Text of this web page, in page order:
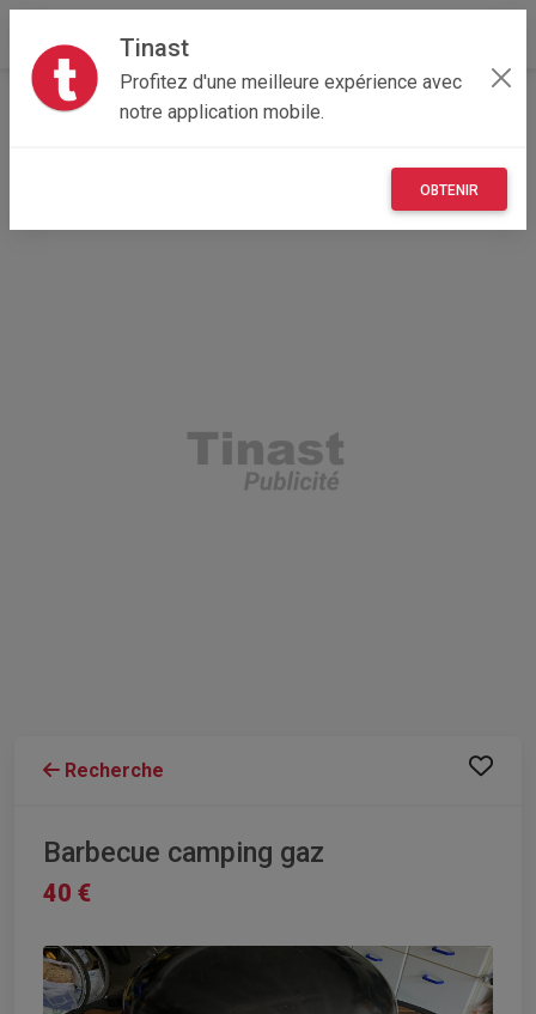
Tinast
Profitez d'une meilleure expérience avec
notre application mobile.
OBTENIR
Accueil Maisons et enfants
Nouvelle-Aquitaine
Recherche
Barbecue camping gaz
40 €